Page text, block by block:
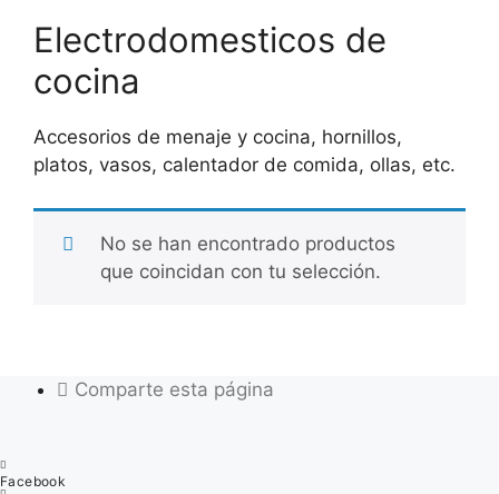
Electrodomesticos de
cocina
Accesorios de menaje y cocina, hornillos,
platos, vasos, calentador de comida, ollas, etc.
No se han encontrado productos
que coincidan con tu selección.
Comparte esta página
Facebook